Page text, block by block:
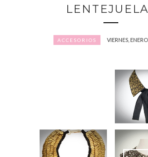
ACCESORIOS VIERNES,